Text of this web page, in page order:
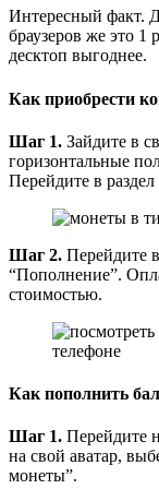
Интересный факт.
браузеров же это 1
десктоп выгоднее.
Как приобрести
Шаг 1. Зайдите в
горизонтальные
Перейдите в
Шаг 2. Перейдите
“Пополнение”.
стоимостью.
Как пополнить
Шаг 1. Перейдите
на свой аватар,
монеты”.